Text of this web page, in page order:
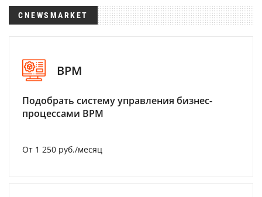
CNEWSMARKET
BPM
Подобрать систему управления бизнес-
процессами BPM
От 1 250 руб./месяц